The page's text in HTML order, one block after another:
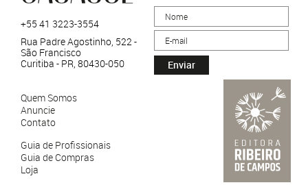
+55 41 3223-3554
Rua Padre Agostinho, 522 -
São Francisco
Curitiba - PR, 80430-050
Quem Somos
Anuncie
Contato
Guia de Profissionais
Guia de Compras
Loja
Enviar